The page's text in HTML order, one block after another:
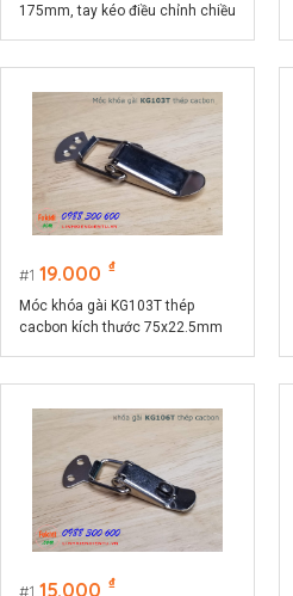
175mm, tay kéo điều chỉnh chiều
1 19.000 ₫
Móc khóa gài KG103T thép
cacbon kích thước 75x22.5mm
1 15.000 ₫